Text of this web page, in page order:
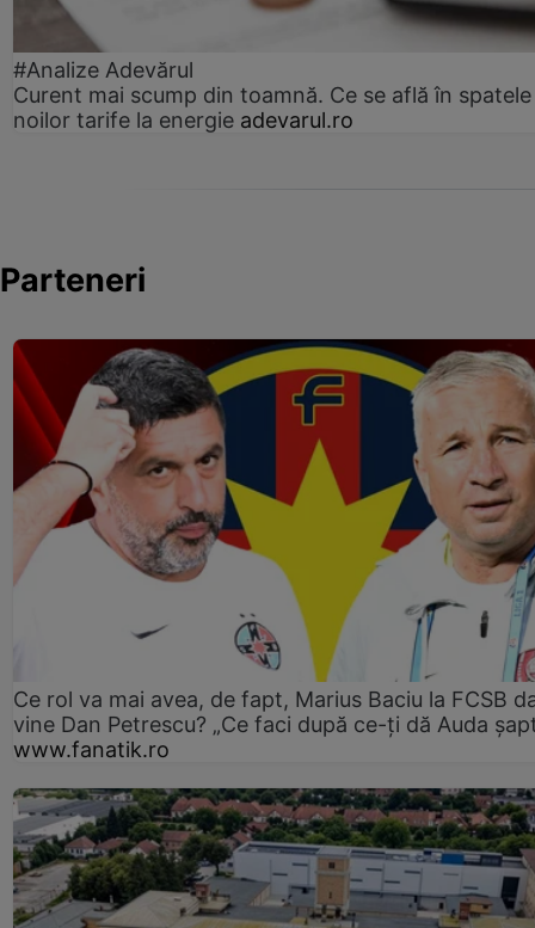
#Analize Adevărul
Curent mai scump din toamnă. Ce se află în spatele
noilor tarife la energie adevarul.ro
Parteneri
Ce rol va mai avea, de fapt, Marius Baciu la FCSB
vine Dan Petrescu? „Ce faci după ce-ți dă Auda
www.fanatik.ro